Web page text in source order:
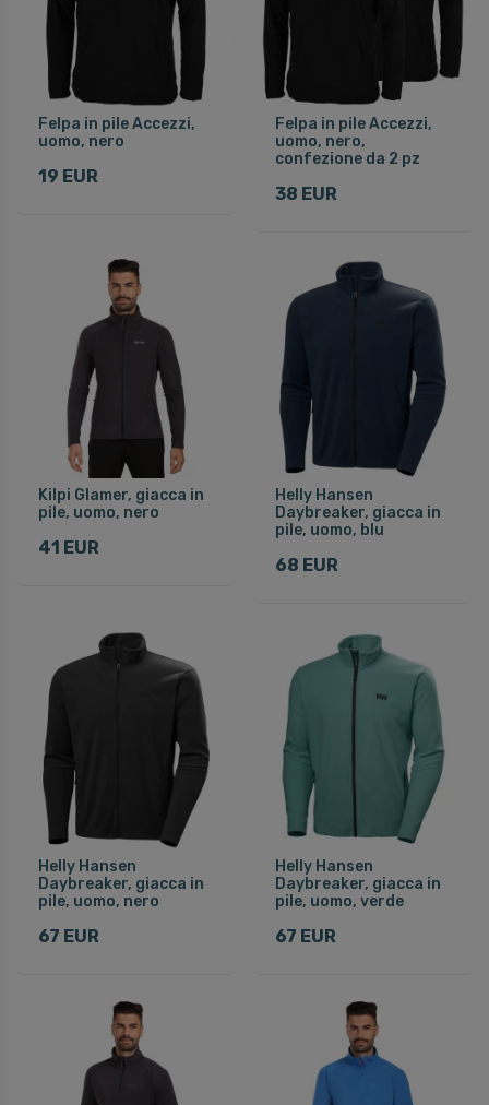
Felpa in pile Accezzi,
uomo, nero
19 EUR
Felpa in pile Accezzi,
uomo, nero,
confezione da 2 pz
38 EUR
Kilpi Glamer, giacca in
pile, uomo, nero
41 EUR
Helly Hansen
Daybreaker, giacca in
pile, uomo, blu
68 EUR
Helly Hansen
Daybreaker, giacca in
pile, uomo, nero
67 EUR
Helly Hansen
Daybreaker, giacca in
pile, uomo, verde
67 EUR